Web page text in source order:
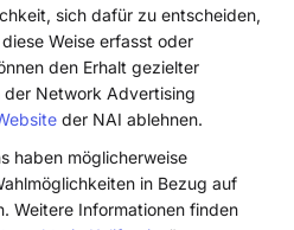
sich dafür zu entscheiden,
Weise erfasst oder
den Erhalt gezielter
Network Advertising
der NAI ablehnen.
haben möglicherweise
in Bezug auf
Weitere Informationen finden